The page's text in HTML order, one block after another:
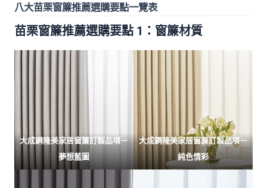
八大苗栗窗簾推薦選購要點一覽表
苗栗窗簾推薦選購要點 1：窗簾材質
大成鋼隆美家居窗簾訂製品項－
夢想藍圖
大成鋼隆美家居窗簾訂製品項－
純色情彩